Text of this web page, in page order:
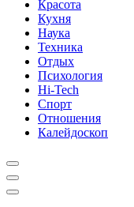
Красота
Кухня
Наука
Техника
Отдых
Психология
Hi-Tech
Спорт
Отношения
Калейдоскоп